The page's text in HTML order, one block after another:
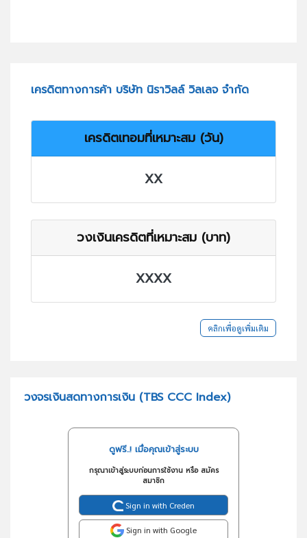
เครดิตทางการค้า บริษัท นิราวิลล์ วิลเลจ จำกัด
เครดิตเทอมที่เหมาะสม (วัน)
XX
วงเงินเครดิตที่เหมาะสม (บาท)
XXXX
คลิกเพื่อดูเพิ่มเติม
วงจรเงินสดทางการเงิน (TBS CCC Index)
ดูฟรี..! เมื่อคุณเข้าสู่ระบบ
กรุณาเข้าสู่ระบบก่อนการใช้งาน หรือ สมัคร
สมาชิก
Sign in with Creden
Sign in with Google